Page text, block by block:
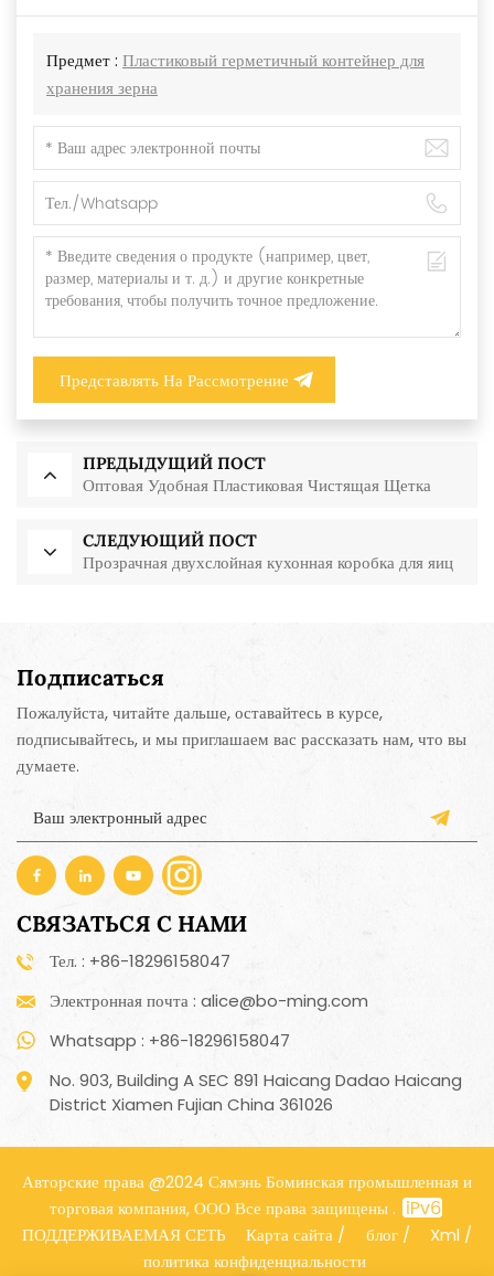
Предмет : Пластиковый герметичный контейнер для
хранения зерна
Представлять На Рассмотрение
ПРЕДЫДУЩИЙ ПОСТ
Оптовая Удобная Пластиковая Чистящая Щетка
СЛЕДУЮЩИЙ ПОСТ
Прозрачная двухслойная кухонная коробка для яиц
Подписаться
Пожалуйста, читайте дальше, оставайтесь в курсе,
подписывайтесь, и мы приглашаем вас рассказать нам, что вы
думаете.
СВЯЗАТЬСЯ С НАМИ
Тел. : +86-18296158047
Электронная почта : alice@bo-ming.com
Whatsapp : +86-18296158047
No. 903, Building A SEC 891 Haicang Dadao Haicang
District Xiamen Fujian China 361026
Авторские права @2024 Сямэнь Боминская промышленная и
торговая компания, ООО Все права защищены .
ПОДДЕРЖИВАЕМАЯ СЕТЬ
Карта сайта / блог/ Xml /
политика конфиденциальности